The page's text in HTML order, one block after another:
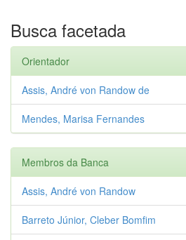
Busca facetada
Orientador
Assis, André von Randow de
Mendes, Marisa Fernandes
Membros da Banca
Assis, André von Randow
Barreto Júnior, Cleber Bomfim